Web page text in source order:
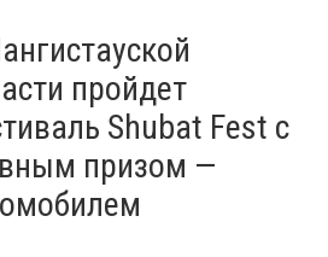
пройдет
Shubat Fest с
призом —